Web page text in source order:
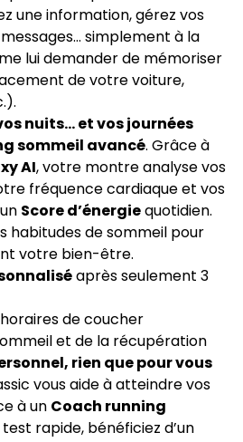
une information, gérez vos
simplement à la
lui demander de mémoriser
de votre voiture,
nuits… et vos journées
sommeil avancé. Grâce à
AI, votre montre analyse vos
fréquence cardiaque et vos
Score d’énergiequotidien.
habitudes de sommeil pour
votre bien-être.
après seulement 3
de coucher
et de la récupération
rien que pour vous
vous aide à atteindre vos
à un Coach running
rapide, bénéficiez d’un